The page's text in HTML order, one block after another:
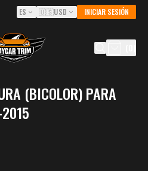
ES 🇺🇸USD INICIAR SESIÓN
(BICOLOR) PARA